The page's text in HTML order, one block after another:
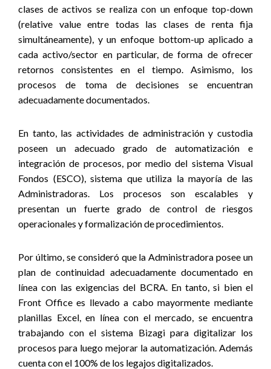
clases de activos se realiza con un enfoque top-down
(relative value entre todas las clases de renta fija
simultáneamente), y un enfoque bottom-up aplicado a
cada activo/sector en particular, de forma de ofrecer
retornos consistentes en el tiempo. Asimismo, los
procesos de toma de decisiones se encuentran
adecuadamente documentados.
En tanto, las actividades de administración y custodia
poseen un adecuado grado de automatización e
integración de procesos, por medio del sistema Visual
Fondos (ESCO), sistema que utiliza la mayoría de las
Administradoras. Los procesos son escalables y
presentan un fuerte grado de control de riesgos
operacionales y formalización de procedimientos.
Por último, se consideró que la Administradora posee un
plan de continuidad adecuadamente documentado en
línea con las exigencias del BCRA. En tanto, si bien el
Front Office es llevado a cabo mayormente mediante
planillas Excel, en línea con el mercado, se encuentra
trabajando con el sistema Bizagi para digitalizar los
procesos para luego mejorar la automatización. Además
cuenta con el 100% de los legajos digitalizados.